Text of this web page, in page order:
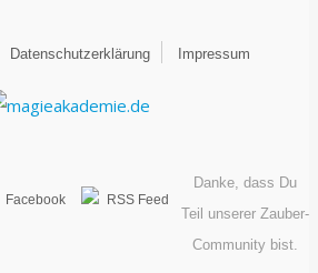
Datenschutzerklärung Impressum
Facebook RSS Feed
Danke, dass Du
Teil unserer Zauber-
Community bist.